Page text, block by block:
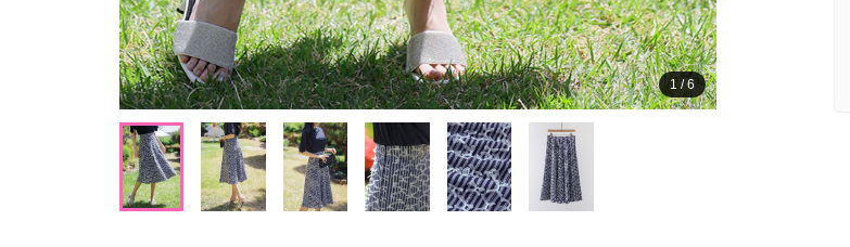
1/6